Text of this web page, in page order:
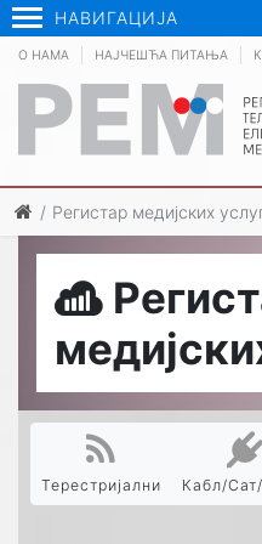
НАВИГАЦИЈА
О НАМА НАЈЧЕШЋА ПИТАЊА
Регистар медијских
Терестријални Кабл/